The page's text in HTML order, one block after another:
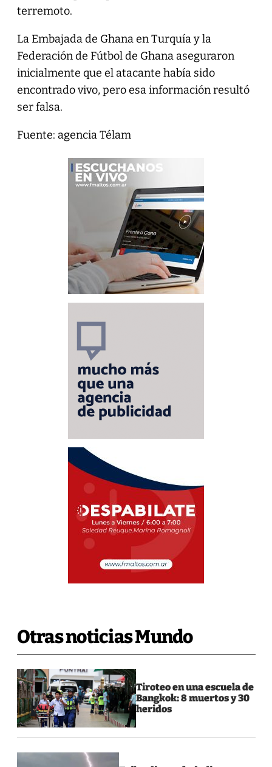
terremoto.
La Embajada de Ghana en Turquía y la
Federación de Fútbol de Ghana aseguraron
inicialmente que el atacante había sido
encontrado vivo, pero esa información resultó
ser falsa.
Fuente: agencia Télam
Otras noticias Mundo
Tiroteo en una escuela de
Bangkok: 8 muertos y 30
heridos